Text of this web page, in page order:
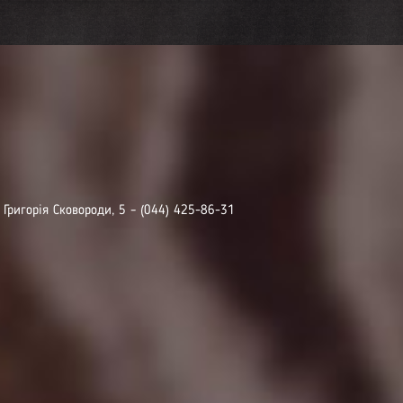
Григорія Сковороди, 5 – (044) 425-86-31